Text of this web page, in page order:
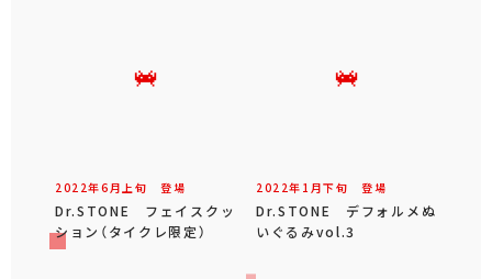
2022年6 月 上旬 登場
Dr.STONE フェイスクッ
ション（タイクレ限定）
2022年 1 月下旬 登場
Dr.STONE デフォルメぬ
いぐるみvol.3